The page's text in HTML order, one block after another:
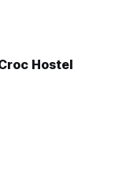
Hostel